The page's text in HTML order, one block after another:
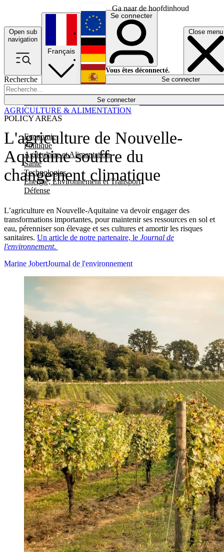
Ga naar de hoofdinhoud
Open sub
navigation
Close menu
Recherche
Se connecter
POLICY AREAS
Economie
Politique
Agriculture et Alimentation
Santé
Technologies
Energie, Environnement et Transport
Défense
Économie
Français
English
Deutsch
Español
Se connecter
Vous êtes déconnecté.
Se connecter
L'agriculture de Nouvelle-
Aquitaine souffre du
changement climatique
L’agriculture en Nouvelle-Aquitaine va devoir engager des
transformations importantes, pour maintenir ses ressources en sol et
eau, pérenniser son élevage et ses cultures et amortir les risques
sanitaires. Un article de notre partenaire, le Journal de
l'environnement.
AGRICULTURE & ALIMENTATION
Marine JobertJournal de l'environnement